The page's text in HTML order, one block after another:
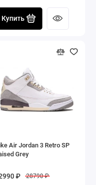
Купить
Air Jordan 3 Retro SP
Grey
₽ 28790 ₽